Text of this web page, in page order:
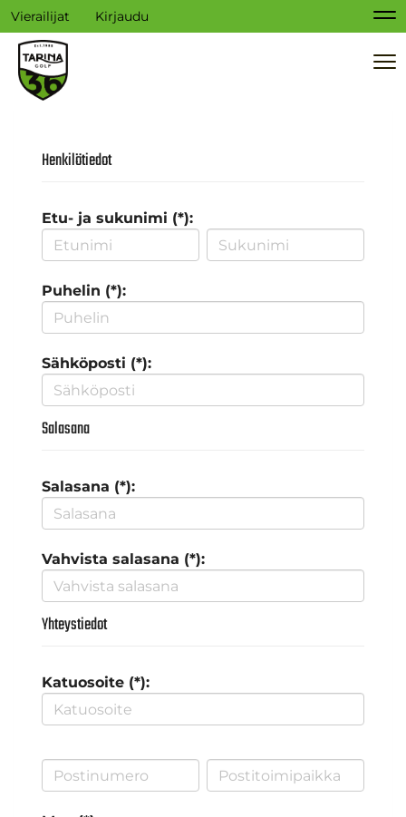
Vierailijat Kirjaudu
Henkilötiedot
Etu- ja sukunimi (*):
Puhelin (*):
Sähköposti (*):
Salasana
Salasana (*):
Vahvista salasana (*):
Yhteystiedot
Katuosoite (*):